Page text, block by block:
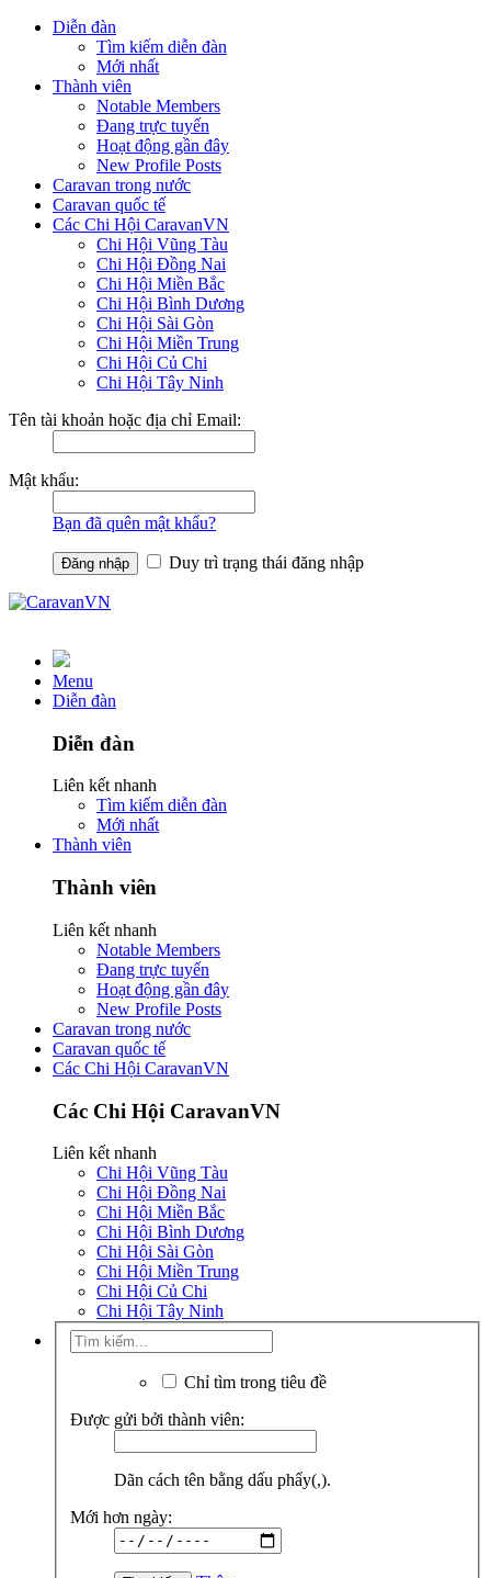
Diễn đàn
Tìm kiếm diễn đàn
Mới nhất
Thành viên
Notable Members
Đang trực tuyến
Hoạt động gần đây
New Profile Posts
Caravan trong nước
Caravan quốc tế
Các Chi Hội CaravanVN
Chi Hội Vũng Tàu
Chi Hội Đồng Nai
Chi Hội Miền Bắc
Chi Hội Bình Dương
Chi Hội Sài Gòn
Chi Hội Miền Trung
Chi Hội Củ Chi
Chi Hội Tây Ninh
Tên tài khoản hoặc địa chỉ Email:
Mật khẩu:
Bạn đã quên mật khẩu?
Duy trì trạng thái đăng nhập
Menu
Diễn đàn
Diễn đàn
Liên kết nhanh
Tìm kiếm diễn đàn
Mới nhất
Thành viên
Thành viên
Liên kết nhanh
Notable Members
Đang trực tuyến
Hoạt động gần đây
New Profile Posts
Caravan trong nước
Caravan quốc tế
Các Chi Hội CaravanVN
Các Chi Hội CaravanVN
Liên kết nhanh
Chi Hội Vũng Tàu
Chi Hội Đồng Nai
Chi Hội Miền Bắc
Chi Hội Bình Dương
Chi Hội Sài Gòn
Chi Hội Miền Trung
Chi Hội Củ Chi
Chi Hội Tây Ninh
Chỉ tìm trong tiêu đề
Được gửi bởi thành viên:
Dãn cách tên bằng dấu phẩy(,).
Mới hơn ngày: